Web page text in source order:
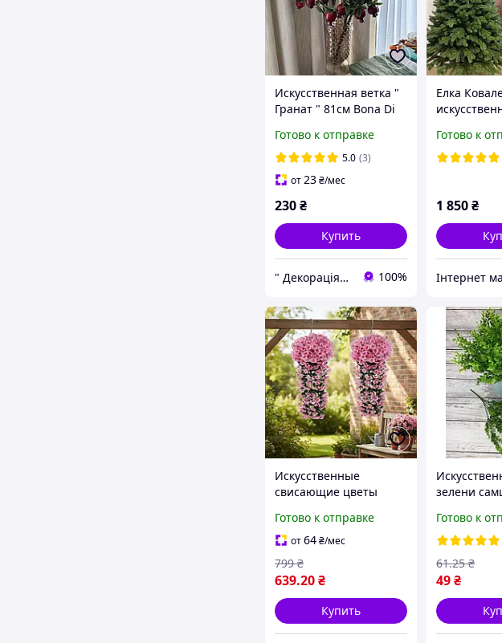
Искусственная ветка "
Гранат " 81см Bona Di
Готово к отправке
5.0 (3)
от23₴/мес
230₴
Купить
" Декорація" магазин текстилю та декору для дому 100%
Елка
Готово к
1 850₴
Искусственные
свисающие цветы
интерьера 2 шт
Розовый
Готово к отправке
от64₴/мес
639.20₴
799 ₴
Купить
зелени
Готово к
49₴
61.25 ₴